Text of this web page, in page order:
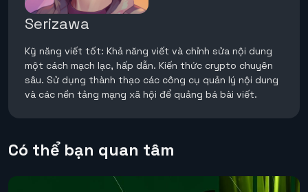
Serizawa
Kỹ năng viết tốt: Khả năng viết và chỉnh sửa nội dung
một cách mạch lạc, hấp dẫn. Kiến thức crypto chuyên
sâu. Sử dụng thành thạo các công cụ quản lý nội dung
và các nền tảng mạng xã hội để quảng bá bài viết.
Có thể bạn quan tâm